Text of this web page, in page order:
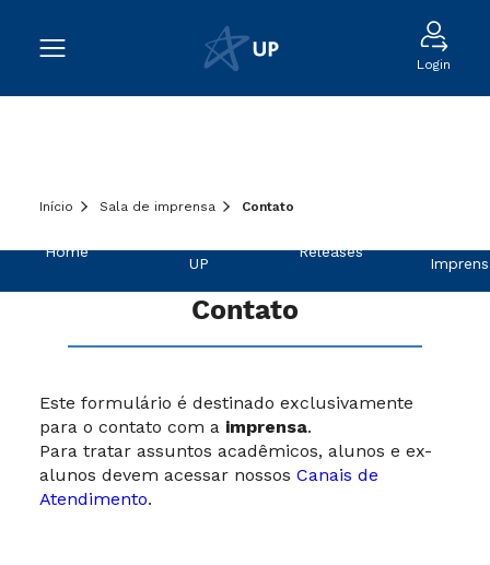
Login
Home
UP
Releases
Início Sala de imprensa Contato
Contato
Este formulário é destinado exclusivamente
para o contato com a imprensa.
Para tratar assuntos acadêmicos, alunos e ex-
alunos devem acessar nossos Canais de
Atendimento.